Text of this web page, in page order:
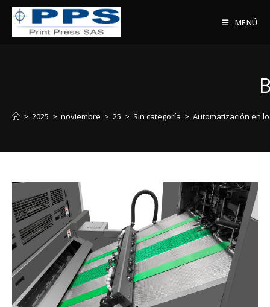
MENÚ
> 2025 > noviembre > 25 > Sin categoría > Automatización en